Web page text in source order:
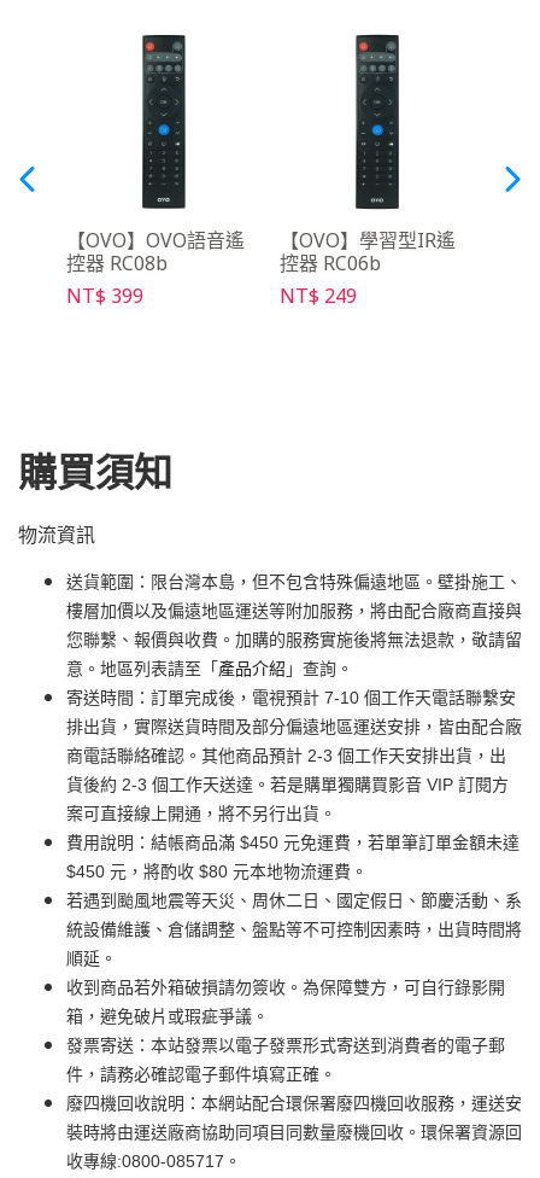
【OVO】OVO語音遙
控器 RC08b
NT$ 399
【OVO】學習型IR遙
控器 RC06b
NT$ 249
購買須知
物流資訊
送貨範圍：限台灣本島，但不包含特殊偏遠地區。壁掛施工、
樓層加價以及偏遠地區運送等附加服務，將由配合廠商直接與
您聯繫、報價與收費。加購的服務實施後將無法退款，敬請留
意。地區列表請至「產品介紹 」查詢。
寄送時間：訂單完成後，電視預計 7-10 個工作天電話聯繫安
排出貨，實際送貨時間及部分偏遠地區運送安排，皆由配合廠
商電話聯絡確認。其他商品預計 2-3 個工作天安排出貨，出
貨後約 2-3 個工作天送達。若是購單獨購買影音 VIP 訂閱方
案可直接線上開通，將不另行出貨。
費用說明：結帳商品滿 $450 元免運費，若單筆訂單金額未達
$450 元，將酌收 $80 元本地物流運費。
若遇到颱風地震等天災、周休二日、國定假日、節慶活動、系
統設備維護、倉儲調整、盤點等不可控制因素時，出貨時間將
順延。
收到商品若外箱破損請勿簽收。為保障雙方，可自行錄影開
箱，避免破片或瑕疵爭議。
發票寄送：本站發票以電子發票形式寄送到消費者的電子郵
件，請務必確認電子郵件填寫正確。
廢四機回收說明：本網站配合環保署廢四機回收服務，運送安
裝時將由運送廠商協助同項目同數量廢機回收。環保署資源回
收專線:0800-085717。